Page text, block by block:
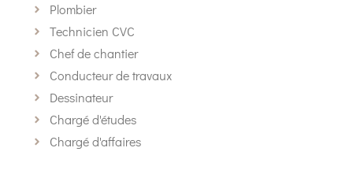
Plombier
Technicien CVC
Chef de chantier
Conducteur de travaux
Dessinateur
Chargé d'études
Chargé d'affaires